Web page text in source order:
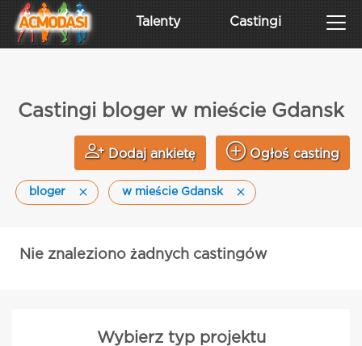
Talenty Castingi
Castingi bloger w mieście Gdansk
Dodaj ankietę Ogłoś casting
bloger w mieście Gdansk
Nie znaleziono żadnych castingów
Wybierz typ projektu